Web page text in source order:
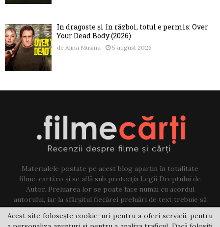
În dragoste și în război, totul e permis: Over
Your Dead Body (2026)
de Alina Mușina 5 august 2026
Materialele postate pe acest blog aparțin în totalitate
filme-carti.ro și se află sub protecția Legii Dreptului de
Autor. Preluarea lor se poate face numai cu acordul
autorului, iar la sfârșitul fiecărei preluări de text trebuie să
existe un link către acest blog.
Acest site folosește cookie-uri pentru a oferi servicii, pentru